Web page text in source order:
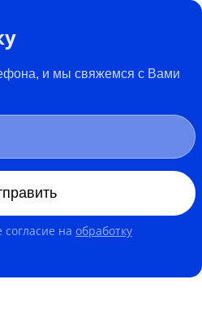
и мы свяжемся с Вами
на обработку